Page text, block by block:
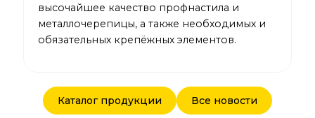
высочайшее качество профнастила и
металлочерепицы, а также необходимых и
обязательных крепёжных элементов.
Каталог продукции Все новости